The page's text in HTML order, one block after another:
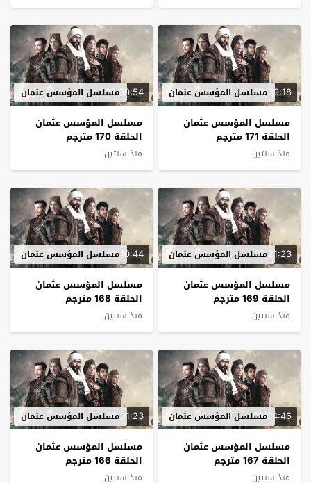
02:39:18مسلسل المؤسس عثمان
مسلسل المؤسس عثمان
الحلقة 171 مترجم
منذ سنتين
02:30:54مسلسل المؤسس عثمان
مسلسل المؤسس عثمان
الحلقة 170 مترجم
منذ سنتين
02:21:23مسلسل المؤسس عثمان
مسلسل المؤسس عثمان
الحلقة 169 مترجم
منذ سنتين
02:10:44مسلسل المؤسس عثمان
مسلسل المؤسس عثمان
الحلقة 168 مترجم
منذ سنتين
02:04:46مسلسل المؤسس عثمان
مسلسل المؤسس عثمان
الحلقة 167 مترجم
منذ سنتين
02:01:23مسلسل المؤسس عثمان
مسلسل المؤسس عثمان
الحلقة 166 مترجم
منذ سنتين